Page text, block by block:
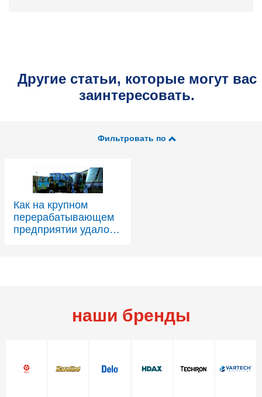
Другие статьи, которые могут вас
заинтересовать.
Фильтровать по
Как на крупном
перерабатывающем
предприятии удалось
на природном газенаши бренды